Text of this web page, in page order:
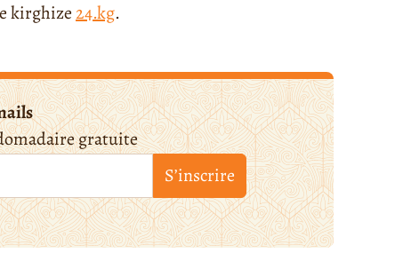
kirghize24.kg.
gratuite
S’inscrire